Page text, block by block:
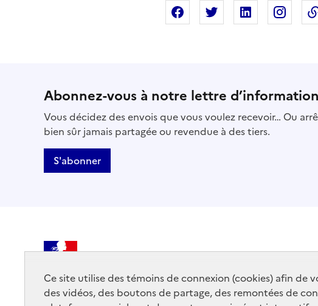
Ce site utilise des témoins de connexion (cookies) afin de
des vidéos, des boutons de partage, des remontées de
Partager sur Facebook
Partager sur X
Partager
Abonnez-vous à notre lettre d’information
Vous décidez des envois que vous voulez recevoir… Ou
bien sûr jamais partagée ou revendue à des tiers.
S'abonner
DE LA CULTURE